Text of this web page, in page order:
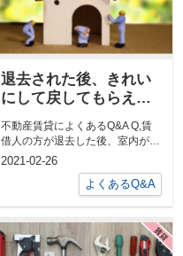
退去された後、きれい
にして戻してもらえる
不動産賃貸によくあるQ&A Q,賃
借人の方が退去した後、室内が汚
くなっていないか心配…。きれい
2021-02-26
よくあるQ&A